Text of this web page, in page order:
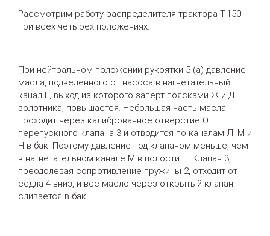
Рассмотрим работу распределителя трактора Т-150
при всех четырех положениях.
При нейтральном положении рукоятки 5 (а) давление
масла, подведенного от насоса в нагнетательный
канал Е, выход из которого заперт поясками Ж и Д
золотника, повышается. Небольшая часть масла
проходит через калиброванное отверстие О
перепускного клапана 3 и отводится по каналам Л, М и
Н в бак. Поэтому давление под клапаном меньше, чем
в нагнетательном канале М в полости П. Клапан 3,
преодолевая сопротивление пружины 2, отходит от
седла 4 вниз, и все масло через открытый клапан
сливается в бак.